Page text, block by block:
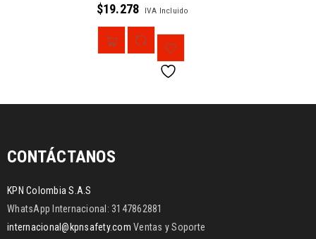
$19.278 IVA Incluido
CONTÁCTANOS
KPN Colombia S.A.S
WhatsApp Internacional: 3147862881
internacional@kpnsafety.com Ventas y Soporte